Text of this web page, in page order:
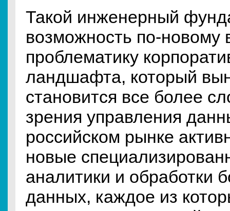
Такой инженерный
возможность по-новому
проблематику
ландшафта, который
становится все более
зрения управления
российском рынке
новые
аналитики и обработки
данных, каждое из